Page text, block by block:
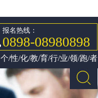
报名热线：
0898-08980898
个/性/化/教/育/行/业/领/跑/者